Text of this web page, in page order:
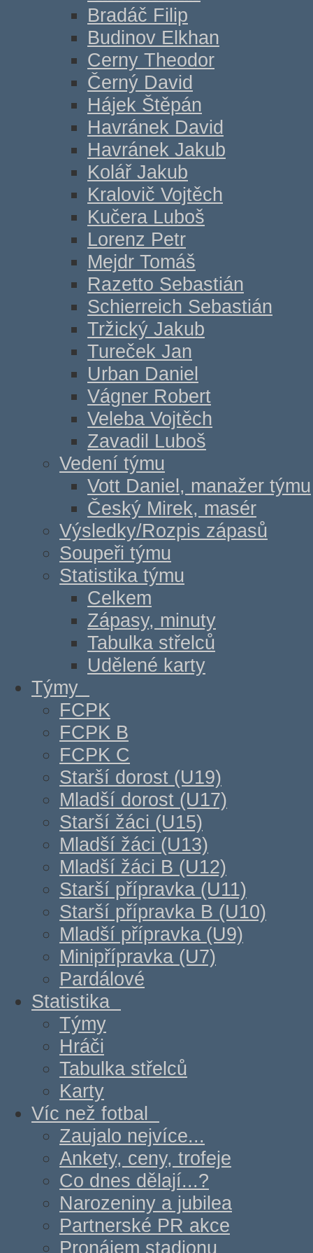
Bradáč Filip
Budinov Elkhan
Cerny Theodor
Černý David
Hájek Štěpán
Havránek David
Havránek Jakub
Kolář Jakub
Kralovič Vojtěch
Kučera Luboš
Lorenz Petr
Mejdr Tomáš
Razetto Sebastián
Schierreich Sebastián
Tržický Jakub
Tureček Jan
Urban Daniel
Vágner Robert
Veleba Vojtěch
Zavadil Luboš
Vedení týmu
Vott Daniel, manažer týmu
Český Mirek, masér
Výsledky/Rozpis zápasů
Soupeři týmu
Statistika týmu
Celkem
Zápasy, minuty
Tabulka střelců
Udělené karty
Týmy
FCPK
FCPK B
FCPK C
Starší dorost (U19)
Mladší dorost (U17)
Starší žáci (U15)
Mladší žáci (U13)
Mladší žáci B (U12)
Starší přípravka (U11)
Starší přípravka B (U10)
Mladší přípravka (U9)
Minipřípravka (U7)
Pardálové
Statistika
Týmy
Hráči
Tabulka střelců
Karty
Víc než fotbal
Zaujalo nejvíce...
Ankety, ceny, trofeje
Co dnes dělají...?
Narozeniny a jubilea
Partnerské PR akce
Pronájem stadionu